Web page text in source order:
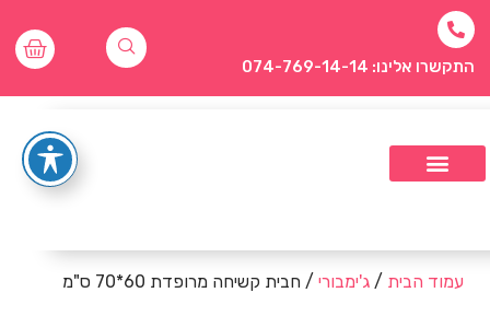
התקשרו אלינו: 074-769-14-14
עמוד הבית /ג'ימבורי / חבית קשיחה מרופדת 60*70 ס"מ